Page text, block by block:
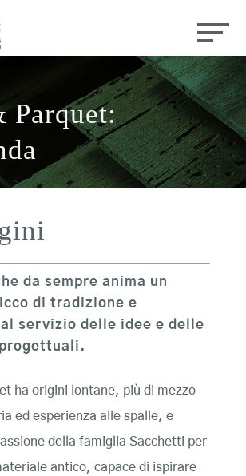
Parquet:
da sempre anima un
di tradizione e
servizio delle idee e delle
ha origini lontane, più di mezzo
ed esperienza alle spalle, e
della famiglia Sacchetti per
antico, capace di ispirare